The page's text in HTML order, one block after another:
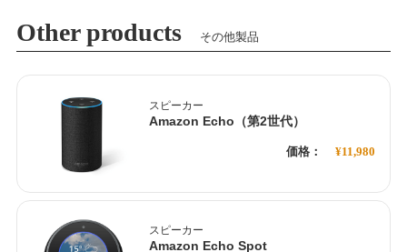
Other products その他製品
スピーカー
Amazon Echo（第2世代）
価格： ¥11,980
スピーカー
Amazon Echo Spot